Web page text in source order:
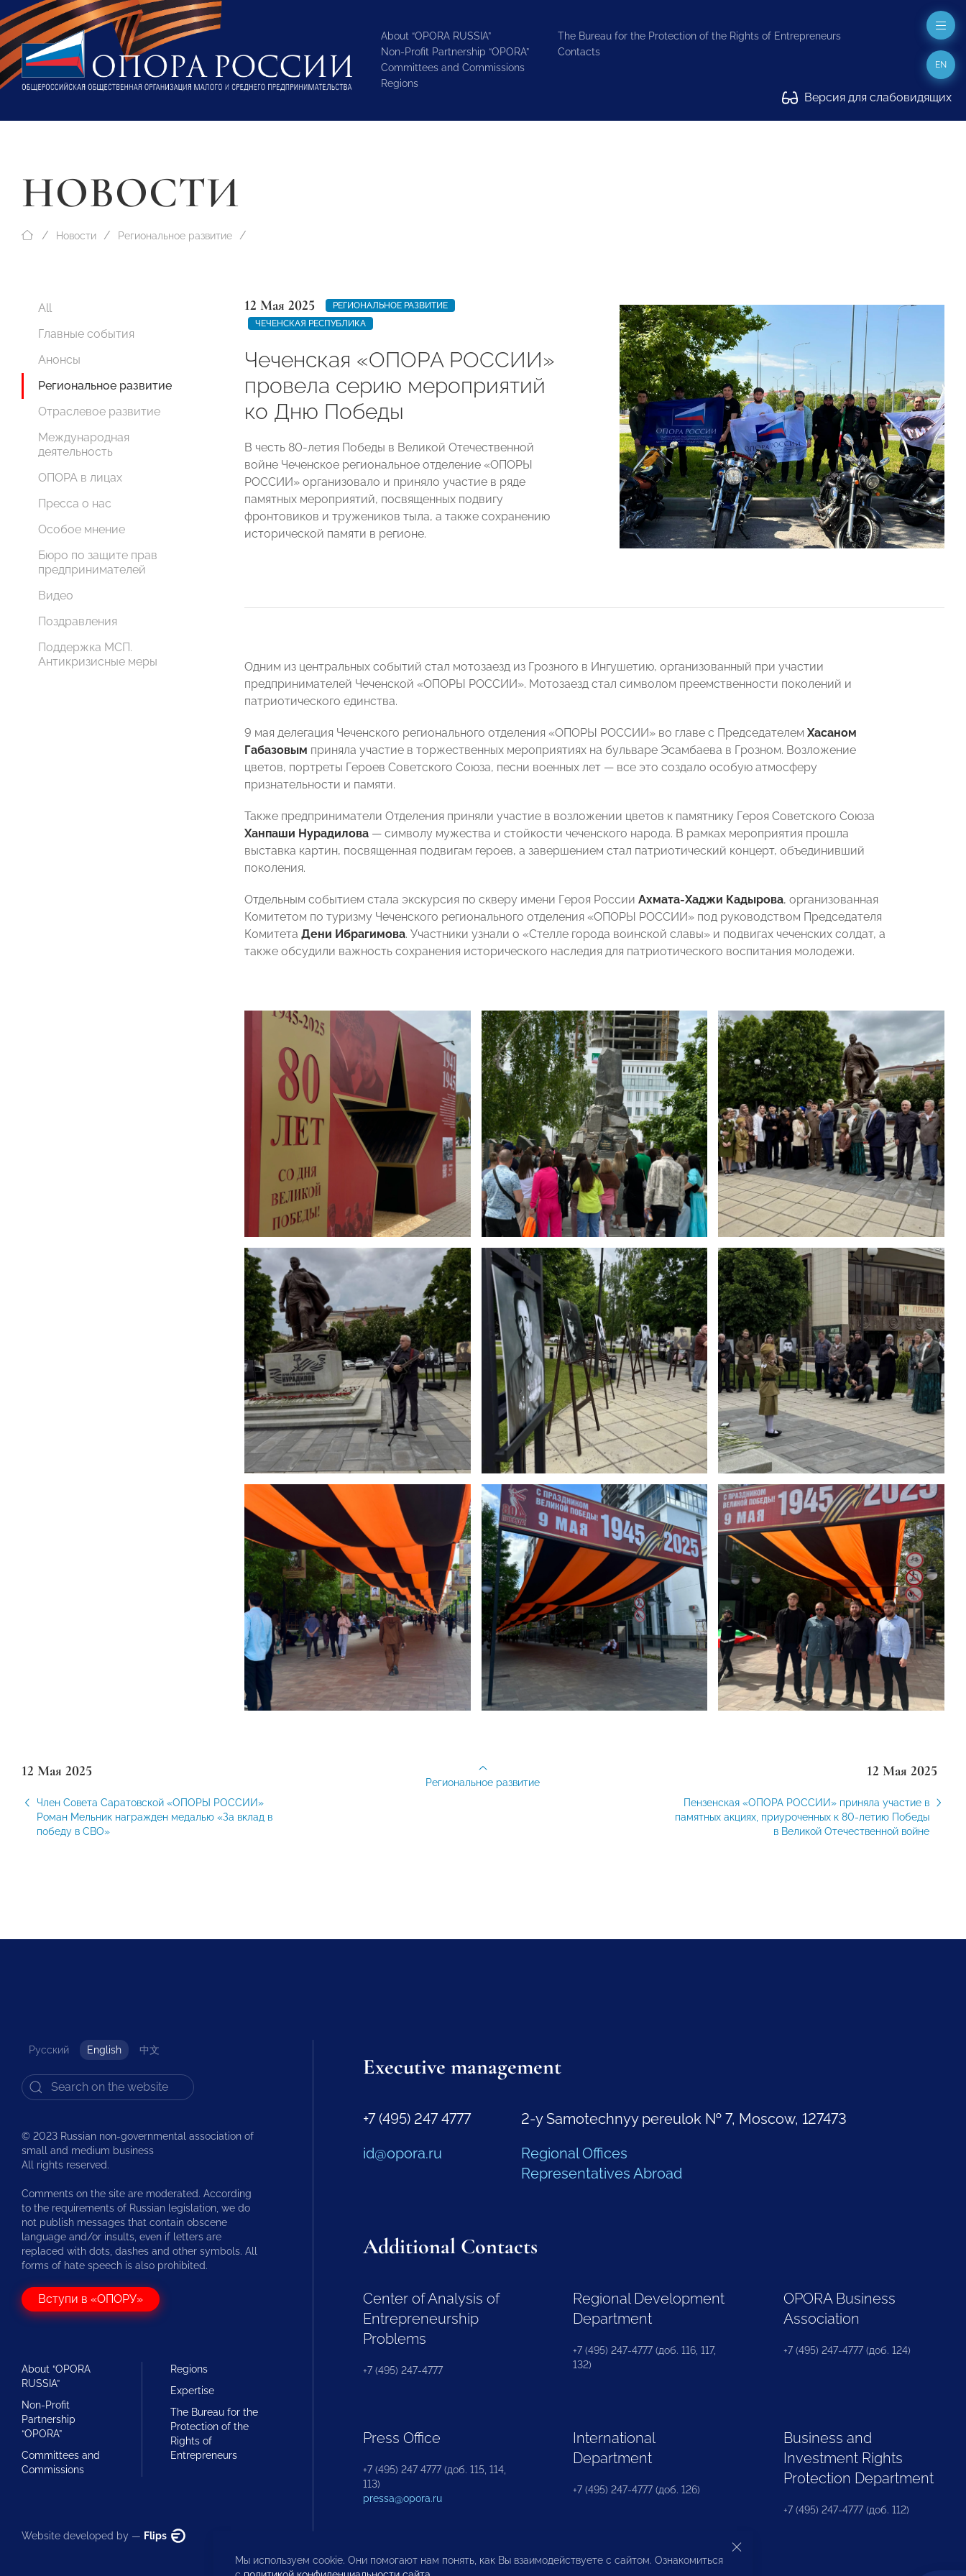
About “OPORA RUSSIA”
Non-Profit Partnership “OPORA”
Committees and Commissions
Regions
The Bureau for the Protection of the Rights of Entrepreneurs
Contacts
Версия для слабовидящих
EN
НОВОСТИ
Новости Региональное развитие
All
Главные события
Анонсы
Региональное развитие
Отраслевое развитие
Международная
деятельность
ОПОРА в лицах
Пресса о нас
Особое мнение
Бюро по защите прав
предпринимателей
Видео
Поздравления
Поддержка МСП.
Антикризисные меры
12 Мая 2025
РЕГИОНАЛЬНОЕ РАЗВИТИЕ
ЧЕЧЕНСКАЯ РЕСПУБЛИКА
Чеченская «ОПОРА РОССИИ»
провела серию мероприятий
ко Дню Победы
В честь 80-летия Победы в Великой Отечественной
войне Чеченское региональное отделение «ОПОРЫ
РОССИИ» организовало и приняло участие в ряде
памятных мероприятий, посвященных подвигу
фронтовиков и тружеников тыла, а также сохранению
исторической памяти в регионе.
Одним из центральных событий стал мотозаезд из Грозного в Ингушетию, организованный при участии
предпринимателей Чеченской «ОПОРЫ РОССИИ». Мотозаезд стал символом преемственности поколений и
патриотического единства.
9 мая делегация Чеченского регионального отделения «ОПОРЫ РОССИИ» во главе с Председателем Хасаном
Габазовым приняла участие в торжественных мероприятиях на бульваре Эсамбаева в Грозном. Возложение
цветов, портреты Героев Советского Союза, песни военных лет — все это создало особую атмосферу
признательности и памяти.
Также предприниматели Отделения приняли участие в возложении цветов к памятнику Героя Советского Союза
Ханпаши Нурадилова — символу мужества и стойкости чеченского народа. В рамках мероприятия прошла
выставка картин, посвященная подвигам героев, а завершением стал патриотический концерт, объединивший
поколения.
Отдельным событием стала экскурсия по скверу имени Героя России Ахмата-Хаджи Кадырова, организованная
Комитетом по туризму Чеченского регионального отделения «ОПОРЫ РОССИИ» под руководством Председателя
Комитета Дени Ибрагимова. Участники узнали о «Стелле города воинской славы» и подвигах чеченских солдат, а
также обсудили важность сохранения исторического наследия для патриотического воспитания молодежи.
12 Мая 2025
Член Совета Саратовской «ОПОРЫ РОССИИ»
Роман Мельник награжден медалью «За вклад в
победу в СВО»
12 Мая 2025
Пензенская «ОПОРА РОССИИ» приняла участие в
памятных акциях, приуроченных к 80-летию Победы
в Великой Отечественной войне
Региональное развитие
Русский English 中文
© 2023 Russian non-governmental association of
small and medium business
All rights reserved.
Comments on the site are moderated. According
to the requirements of Russian legislation, we do
not publish messages that contain obscene
language and/or insults, even if letters are
replaced with dots, dashes and other symbols. All
forms of hate speech is also prohibited.
Вступи в «ОПОРУ»
About “OPORA
RUSSIA”
Non-Profit
Partnership
“OPORA”
Committees and
Commissions
Regions
Expertise
The Bureau for the
Protection of the
Rights of
Entrepreneurs
Website developed by — Flips
Executive management
+7 (495) 247 4777
id@opora.ru
2-y Samotechnyy pereulok № 7, Moscow, 127473
Regional Offices
Representatives Abroad
Additional Contacts
Center of Analysis of
Entrepreneurship
Problems
+7 (495) 247-4777
Regional Development
Department
+7 (495) 247-4777 (доб. 116, 117,
132)
OPORA Business
Association
+7 (495) 247-4777 (доб. 124)
Press Office
+7 (495) 247 4777 (доб. 115, 114,
113)
pressa@opora.ru
International
Department
+7 (495) 247-4777 (доб. 126)
Business and
Investment Rights
Protection Department
+7 (495) 247-4777 (доб. 112)
Мы используем cookie. Они помогают нам понять, как Вы взаимодействуете с сайтом. Ознакомиться